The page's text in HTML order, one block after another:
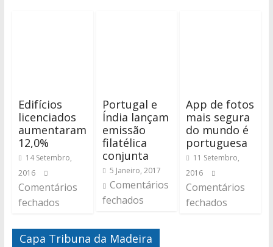
Edifícios
licenciados
aumentaram
12,0%
14 Setembro,
2016
Comentários
fechados
Portugal e
Índia lançam
emissão
filatélica
conjunta
5 Janeiro, 2017
Comentários
fechados
App de fotos
mais segura
do mundo é
portuguesa
11 Setembro,
2016
Comentários
fechados
Capa Tribuna da Madeira